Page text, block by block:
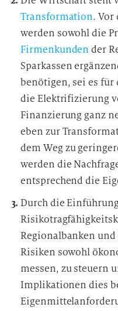
Transformation. Vor
werden sowohl die
Firmenkunden der
Sparkassen
benötigen, sei es für
die Elektrifizierung
Finanzierung ganz
eben zur
dem Weg zu
werden die
entsprechend die
Durch die
Regionalbanken
Risiken sowohl
messen, zu steuern
Implikationen dies